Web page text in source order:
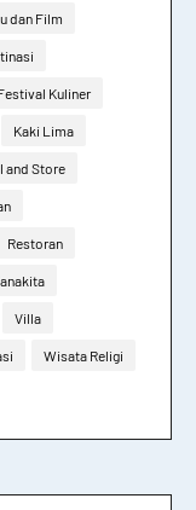
dan Film
Kuliner
Kaki Lima
and Store
Restoran
Villa
Wisata Religi